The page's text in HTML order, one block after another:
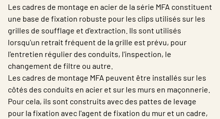
Choisir la langue
Switzerland - French
Les cadres de montage en acier de la série MFA constituent
une base de fixation robuste pour les clips utilisés sur les
grilles de soufflage et d'extraction. Ils sont utilisés
lorsqu'un retrait fréquent de la grille est prévu, pour
l'entretien régulier des conduits, l'inspection, le
changement de filtre ou autre.
Les cadres de montage MFA peuvent être installés sur les
côtés des conduits en acier et sur les murs en maçonnerie.
Pour cela, ils sont construits avec des pattes de levage
pour la fixation avec l'agent de fixation du mur et un cadre,